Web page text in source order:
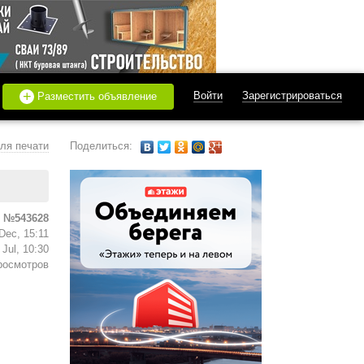
+ Разместить объявление Войти Зарегистрироваться
печати Поделиться:
№543628
15:11
10:30